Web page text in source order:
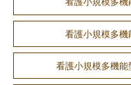
看護小規模多
看護小規模多機